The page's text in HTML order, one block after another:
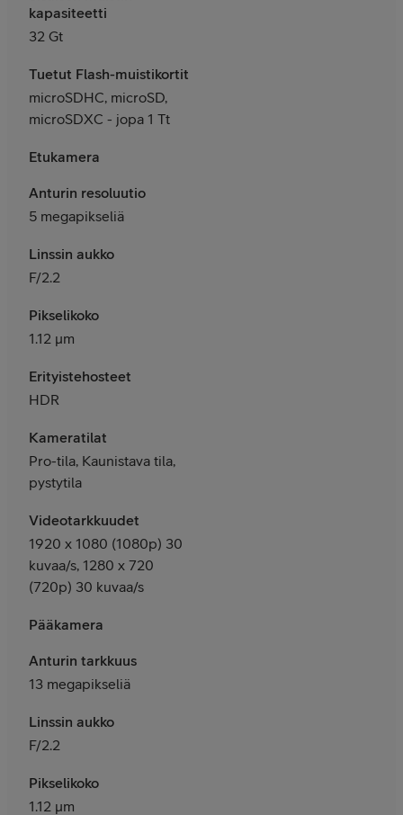
kapasiteetti
32 Gt
Tuetut Flash-muistikortit
microSDHC, microSD,
microSDXC - jopa 1 Tt
Etukamera
Anturin resoluutio
5 megapikseliä
Linssin aukko
F/2.2
Pikselikoko
1.12 μm
Erityistehosteet
HDR
Kameratilat
Pro-tila, Kaunistava tila,
pystytila
Videotarkkuudet
1920 x 1080 (1080p) 30
kuvaa/s, 1280 x 720
(720p) 30 kuvaa/s
Pääkamera
Anturin tarkkuus
13 megapikseliä
Linssin aukko
F/2.2
Pikselikoko
1.12 μm